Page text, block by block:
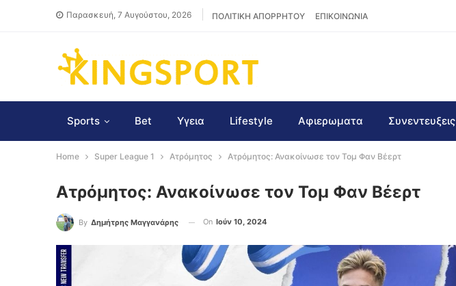
Παρασκευή, 7 Αυγούστου, 2026 ΠΟΛΙΤΙΚΗ ΑΠΟΡΡΗΤΟΥ ΕΠΙΚΟΙΝΩΝΙΑ
Sports Bet Υγεια Lifestyle Αφιερωματα Συνεντευξεις
Home Super League 1 Ατρόμητος Ατρόμητος: Ανακοίνωσε τον Τομ Φαν Βέερτ
Ατρόμητος: Ανακοίνωσε τον Τομ Φαν Βέερτ
By Δημήτρης Μαγγανάρης On Ιούν 10, 2024